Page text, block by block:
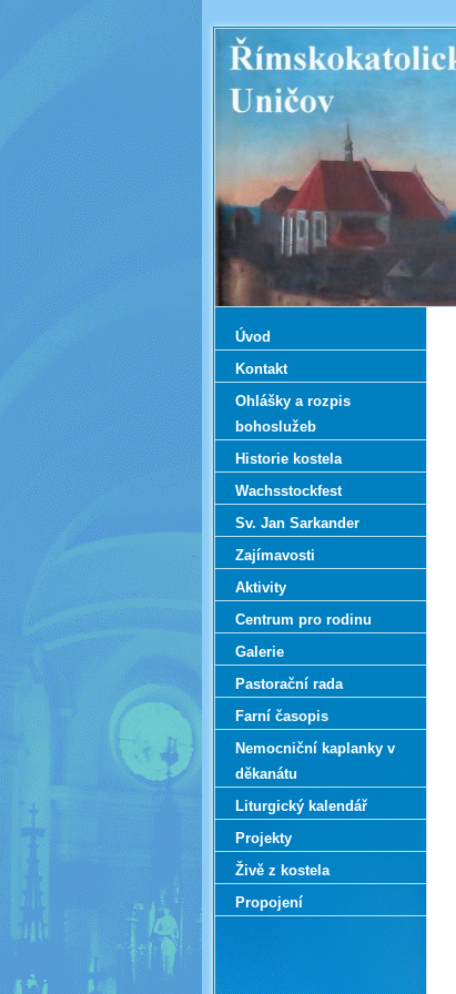
Úvod
Kontakt
Ohlášky a rozpis
bohoslužeb
Historie kostela
Wachsstockfest
Sv. Jan Sarkander
Zajímavosti
Aktivity
Centrum pro rodinu
Galerie
Pastorační rada
Farní časopis
Nemocniční kaplanky v
děkanátu
Liturgický kalendář
Projekty
Živě z kostela
Propojení